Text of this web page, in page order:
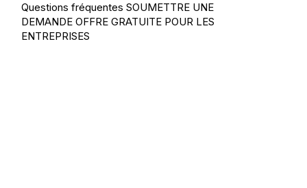
Questions fréquentes SOUMETTRE UNE
DEMANDE OFFRE GRATUITE POUR LES
ENTREPRISES